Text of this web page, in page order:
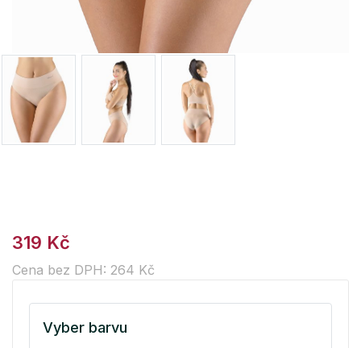
319 Kč
Cena bez DPH: 264 Kč
Vyber barvu